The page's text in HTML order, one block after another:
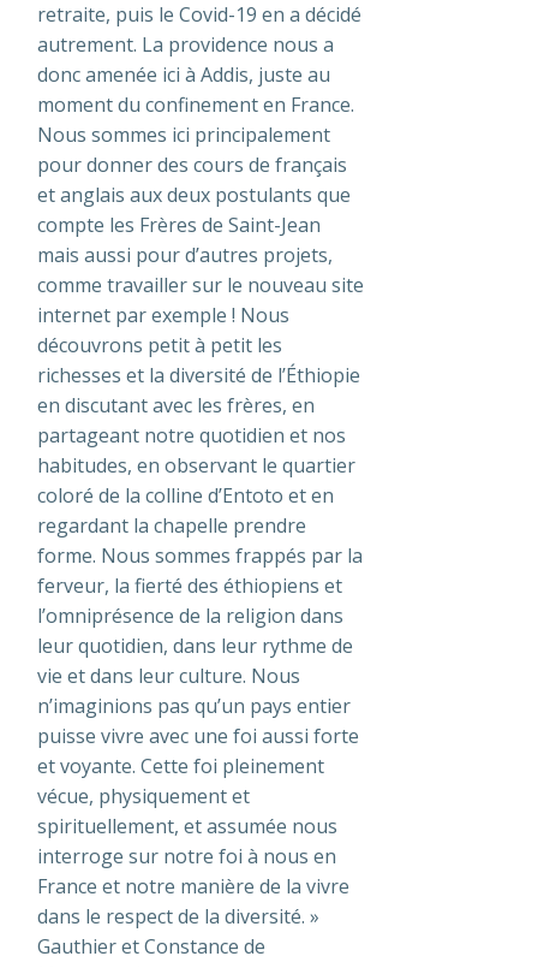
retraite, puis le Covid-19 en a décidé
autrement. La providence nous a
donc amenée ici à Addis, juste au
moment du confinement en France.
Nous sommes ici principalement
pour donner des cours de français
et anglais aux deux postulants que
compte les Frères de Saint-Jean
mais aussi pour d’autres projets,
comme travailler sur le nouveau site
internet par exemple ! Nous
découvrons petit à petit les
richesses et la diversité de l’Éthiopie
en discutant avec les frères, en
partageant notre quotidien et nos
habitudes, en observant le quartier
coloré de la colline d’Entoto et en
regardant la chapelle prendre
forme. Nous sommes frappés par la
ferveur, la fierté des éthiopiens et
l’omniprésence de la religion dans
leur quotidien, dans leur rythme de
vie et dans leur culture. Nous
n’imaginions pas qu’un pays entier
puisse vivre avec une foi aussi forte
et voyante. Cette foi pleinement
vécue, physiquement et
spirituellement, et assumée nous
interroge sur notre foi à nous en
France et notre manière de la vivre
dans le respect de la diversité. »
Gauthier et Constance de